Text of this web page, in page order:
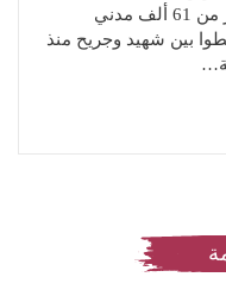
أكثر من 61 ألف مدني
بين شهيد وجريح منذ